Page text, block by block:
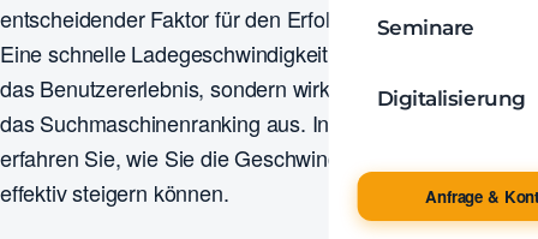
Seminare
Digitalisierung
Anfrage &
entscheidender Faktor für den Erfolg einer Webseite.
Eine schnelle Ladegeschwindigkeit verbessert nicht nur
das Benutzererlebnis, sondern wirkt sich auch positiv auf
das Suchmaschinenranking aus. In diesem Blogbeitrag
erfahren Sie, wie Sie die Geschwindigkeit Ihrer Webseite
effektiv steigern können.